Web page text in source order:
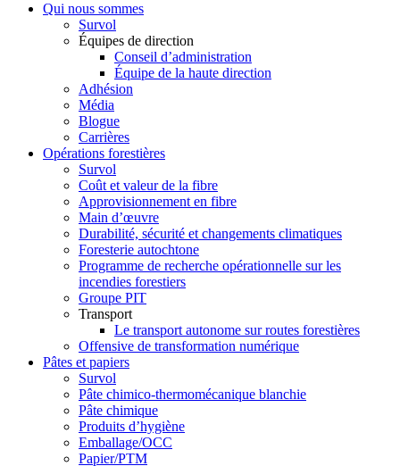
Qui nous sommes
Survol
Équipes de direction
Conseil d’administration
Équipe de la haute direction
Adhésion
Média
Blogue
Carrières
Opérations forestières
Survol
Coût et valeur de la fibre
Approvisionnement en fibre
Main d’œuvre
Durabilité, sécurité et changements climatiques
Foresterie autochtone
Programme de recherche opérationnelle sur les
incendies forestiers
Groupe PIT
Transport
Le transport autonome sur routes forestières
Offensive de transformation numérique
Pâtes et papiers
Survol
Pâte chimico-thermomécanique blanchie
Pâte chimique
Produits d’hygiène
Emballage/OCC
Papier/PTM